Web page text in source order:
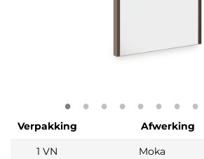
Verpakking Afwerking
1 VN
Moka